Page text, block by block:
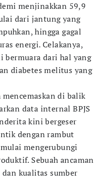
menjinakkan 59,9
dari jantung yang
hingga gagal
energi. Celakanya,
dari hal yang
diabetes melitus yang
di balik
data internal BPJS
kini bergeser
dengan rambut
mengerubungi
Sebuah ancaman
kualitas sumber